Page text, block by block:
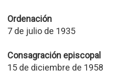
Ordenación
7 de julio de 1935
Consagración episcopal
15 de diciembre de 1958